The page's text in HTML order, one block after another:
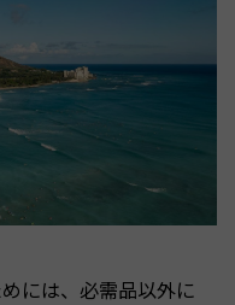
には、必需品以外に